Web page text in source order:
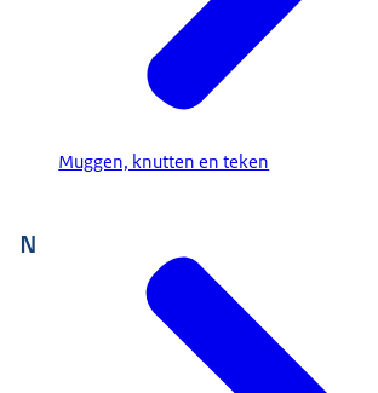
Muggen, knutten en teken
N